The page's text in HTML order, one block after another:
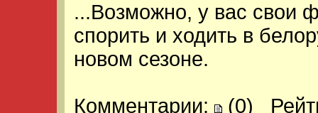
...Возможно, у вас свои
спорить и ходить в
новом сезоне.
Комментарии: (0)